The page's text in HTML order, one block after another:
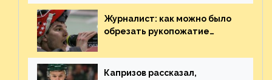
броске бутылкой в Кадри
Журналист: как можно было
обрезать рукопожатие
Плохая работа, ESPN
Капризов рассказал,